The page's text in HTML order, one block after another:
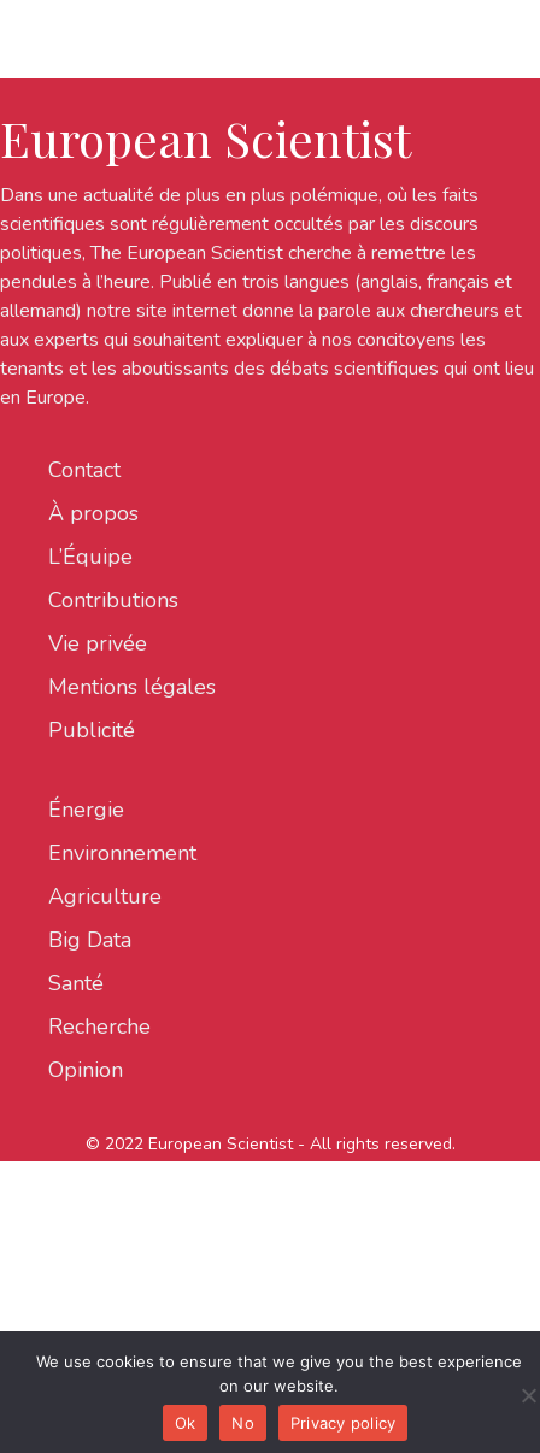
European Scientist
Dans une actualité de plus en plus polémique, où les faits
scientifiques sont régulièrement occultés par les discours
politiques, The European Scientist cherche à remettre les
pendules à l’heure. Publié en trois langues (anglais, français et
allemand) notre site internet donne la parole aux chercheurs et
aux experts qui souhaitent expliquer à nos concitoyens les
tenants et les aboutissants des débats scientifiques qui ont lieu
en Europe.
Contact
À propos
L’Équipe
Contributions
Vie privée
Mentions légales
Publicité
Énergie
Environnement
Agriculture
Big Data
Santé
Recherche
Opinion
© 2022 European Scientist - All rights reserved.
We use cookies to ensure that we give you the best experience
on our website.
Ok
No Privacy policy